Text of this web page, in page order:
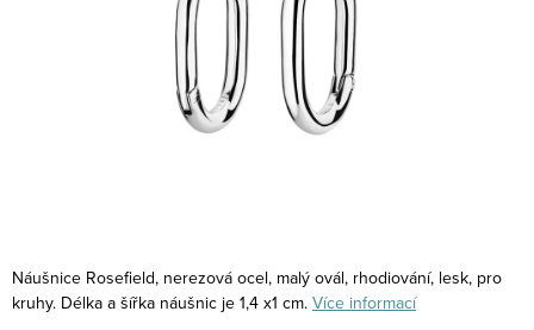
Náušnice Rosefield, nerezová ocel, malý ovál, rhodiování, lesk, pro
kruhy. Délka a šířka náušnic je 1,4 x1 cm. Více informací